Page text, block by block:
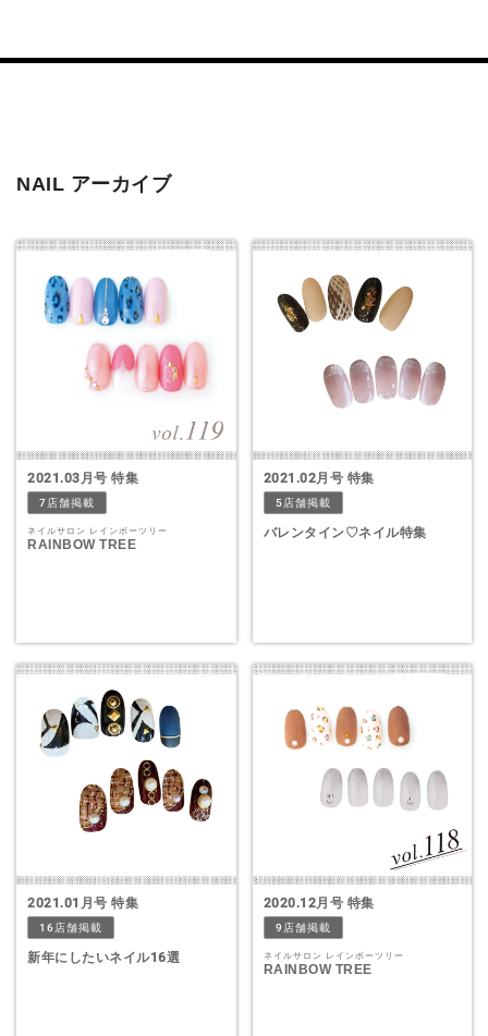
NAIL アーカイブ
2021.03月号 特集
7店舗掲載
ネイルサロン レインボーツリー
RAINBOW TREE
2021.02月号 特集
5店舗掲載
バレンタイン♡ネイル特集
2021.01月号 特集
16店舗掲載
新年にしたいネイル16選
2020.12月号 特集
9店舗掲載
ネイルサロン レインボーツリー
RAINBOW TREE